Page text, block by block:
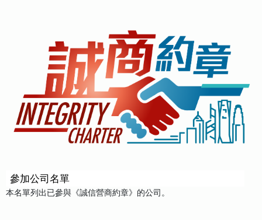
參加公司名單
本名單列出已參與《誠信營商約章》的公司。